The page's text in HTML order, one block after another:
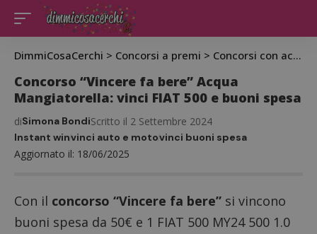
DimmiCosaCerchi > Concorsi a premi > Concorsi con acquisto
Concorso “Vincere fa bere” Acqua
Mangiatorella: vinci FIAT 500 e buoni spesa
Aggiornato il: 18/06/2025
diSimona BondiScritto il 2 Settembre 2024
Instant winvinci auto e motovinci buoni spesa
Con il concorso “Vincere fa bere” si vincono
buoni spesa da 50€ e 1 FIAT 500 MY24 500 1.0